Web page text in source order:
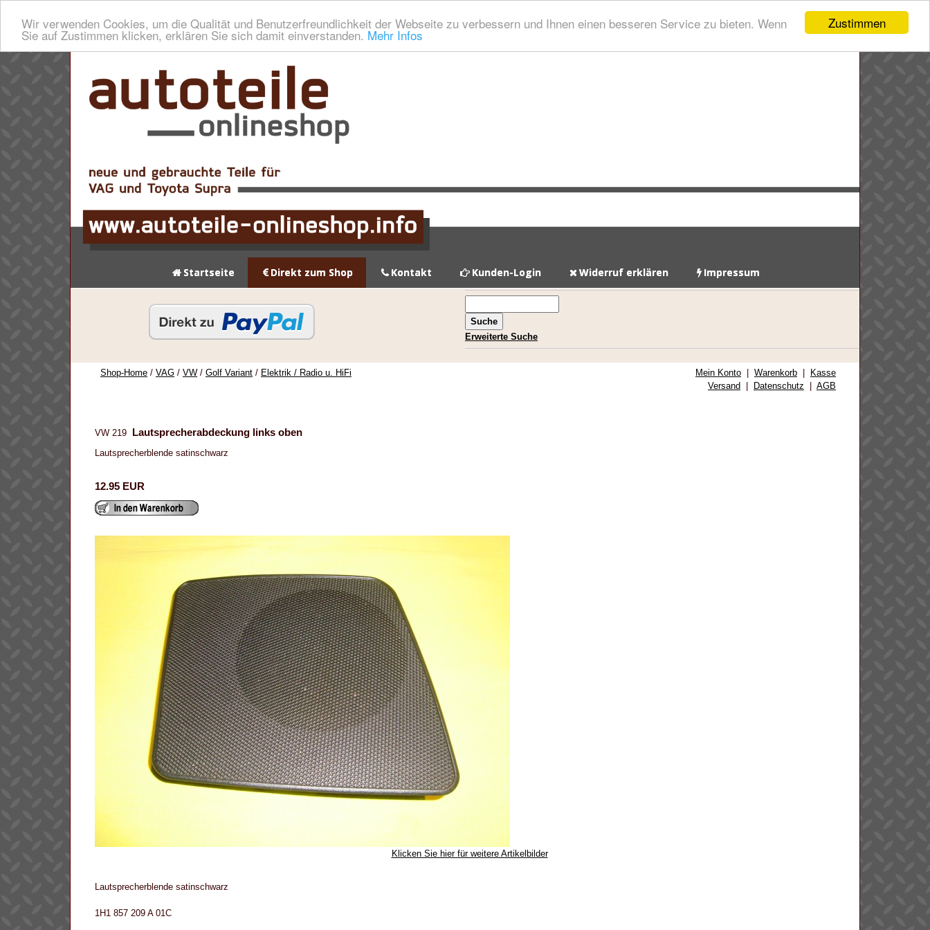
Zustimmen
Wir verwenden Cookies, um die Qualität und Benutzerfreundlichkeit der Webseite zu verbessern und Ihnen einen besseren Service zu bieten. Wenn
Sie auf Zustimmen klicken, erklären Sie sich damit einverstanden. Mehr Infos
Startseite Direkt zum Shop Kontakt Kunden-Login Widerruf erklären Impressum
Erweiterte Suche
Shop-Home / VAG / VW / Golf Variant / Elektrik / Radio u. HiFi Mein Konto Warenkorb
Kasse
Versand
Datenschutz AGB
VW 219 Lautsprecherabdeckung links oben
Lautsprecherblende satinschwarz
12.95 EUR
Klicken Sie hier für weitere Artikelbilder
Lautsprecherblende satinschwarz
1H1 857 209 A 01C